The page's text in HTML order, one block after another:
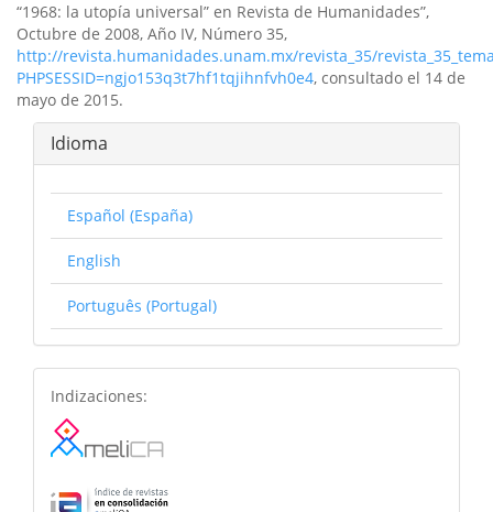
“1968: la utopí­a universal” en Revista de Humanidades”,
Octubre de 2008, Año IV, Número 35,
http://revista.humanidades.unam.mx/revista_35/
PHPSESSID=ngjo153q3t7hf1tqjihnfvh0e4, consultado el 14 de
mayo de 2015.
Idioma
Español (España)
English
Português (Portugal)
basesdedatos
Indizaciones: